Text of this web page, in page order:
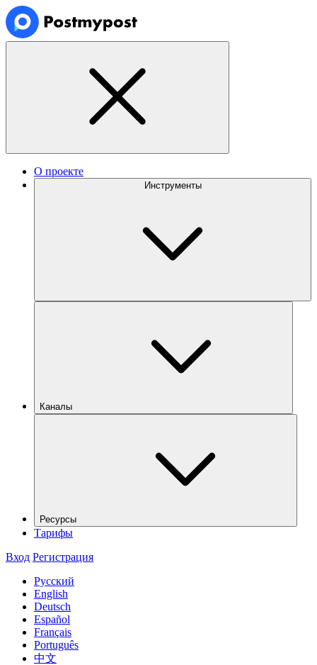
О проекте
Инструменты
Каналы
Ресурсы
Тарифы
Вход Регистрация
Русский
English
Deutsch
Español
Français
Português
中文